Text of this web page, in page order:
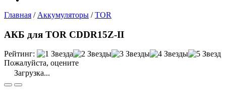
Главная / Аккумуляторы /TOR
АКБ для TOR CDDR15Z-II
Рейтинг:
Пожалуйста, оцените
Загрузка...